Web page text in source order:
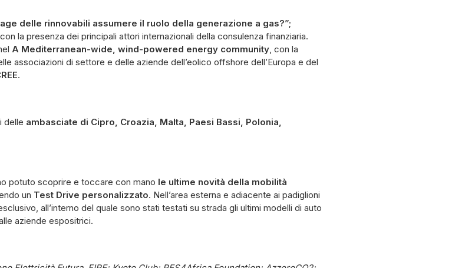
delle rinnovabili assumere il ruolo della generazione a gas?”;
con la presenza dei principali attori internazionali della consulenza finanziaria.
A Mediterranean-wide, wind-powered energy community, con la
associazioni di settore e delle aziende dell’eolico offshore dell’Europa e del
.
delle ambasciate di Cipro, Croazia, Malta, Paesi Bassi, Polonia,
potuto scoprire e toccare con mano le ultime novità della mobilità
un Test Drive personalizzato. Nell’area esterna e adiacente ai padiglioni
all’interno del quale sono stati testati su strada gli ultimi modelli di auto
aziende espositrici.